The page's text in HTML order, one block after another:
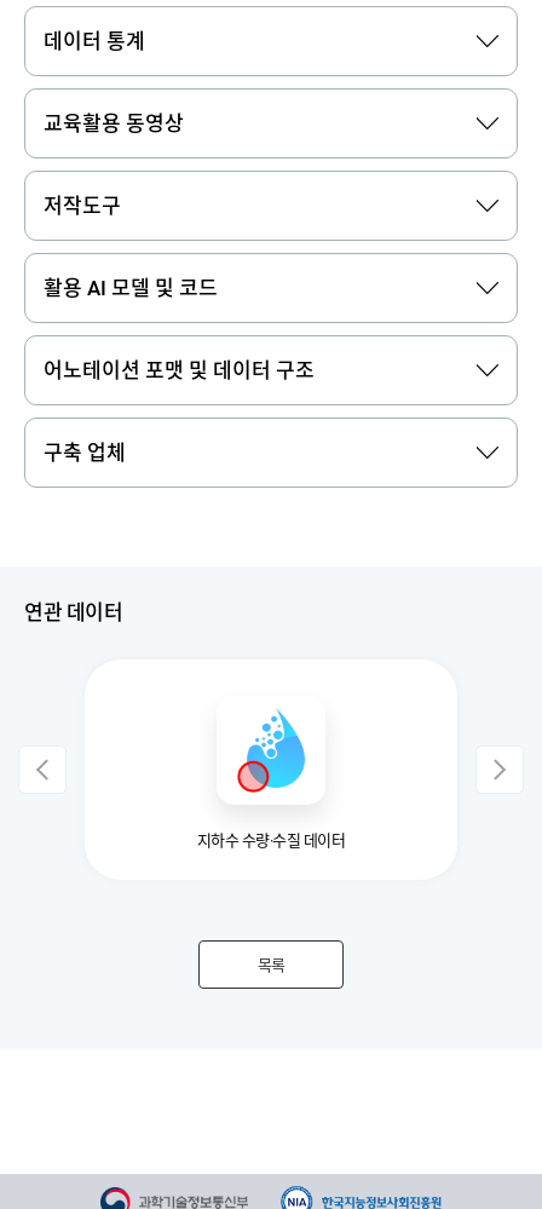
데이터 통계
교육활용 동영상
저작도구
활용 AI 모델 및 코드
어노테이션 포맷 및 데이터 구조
구축 업체
연관 데이터
지하수 수량·수질 데이터
목록